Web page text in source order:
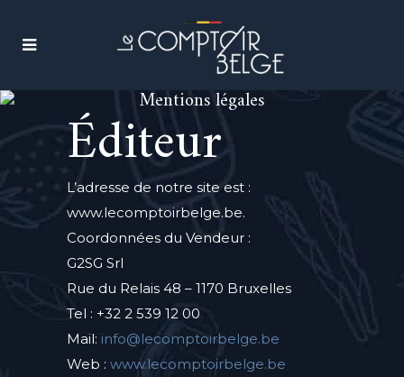
Mentions légales
Éditeur
L’adresse de notre site est :
www.lecomptoirbelge.be.
Coordonnées du Vendeur :
G2SG Srl
Rue du Relais 48 – 1170 Bruxelles
Tel : +32 2 539 12 00
Mail: info@lecomptoirbelge.be
Web : www.lecomptoirbelge.be